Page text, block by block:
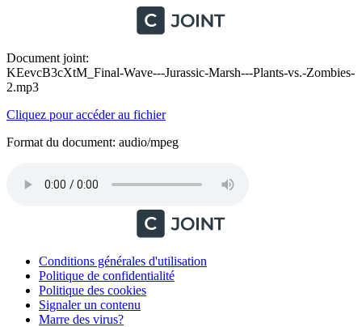
Document joint:
KEevcB3cXtM_Final-Wave---Jurassic-Marsh---Plants-vs.-Zombies-
2.mp3
Cliquez pour accéder au fichier
Format du document: audio/mpeg
Conditions générales d'utilisation
Politique de confidentialité
Politique des cookies
Signaler un contenu
Marre des virus?